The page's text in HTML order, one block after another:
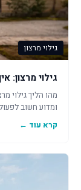
גילוי מרצון
גילוי מרצון:
מהו הליך גילוי
ומדוע חשוב
קרא עוד ←